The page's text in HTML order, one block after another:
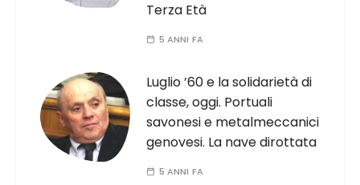
Terza Età
5 ANNI FA
Luglio ’60 e la solidarietà di
classe, oggi. Portuali
savonesi e metalmeccanici
genovesi. La nave dirottata
5 ANNI FA